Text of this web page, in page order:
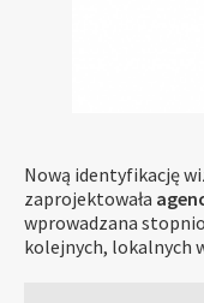
Nową identyfikację
zaprojektowała
wprowadzana
kolejnych, lokalnych